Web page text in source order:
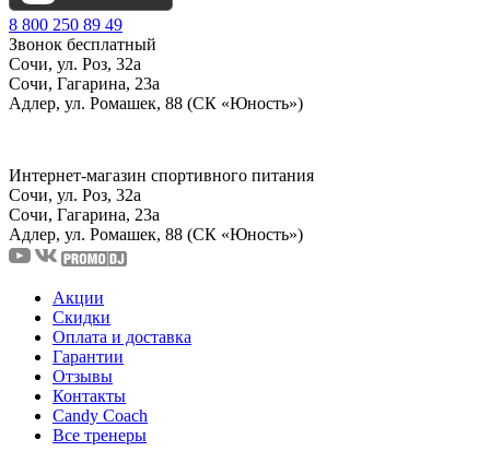
8 800 250 89 49
Звонок бесплатный
Сочи, ул. Роз, 32а
Сочи, Гагарина, 23а
Адлер, ул. Ромашек, 88 (СК «Юность»)
Интернет-магазин спортивного питания
Сочи, ул. Роз, 32а
Сочи, Гагарина, 23а
Адлер, ул. Ромашек, 88 (СК «Юность»)
Акции
Скидки
Оплата и доставка
Гарантии
Отзывы
Контакты
Candy Coach
Все тренеры